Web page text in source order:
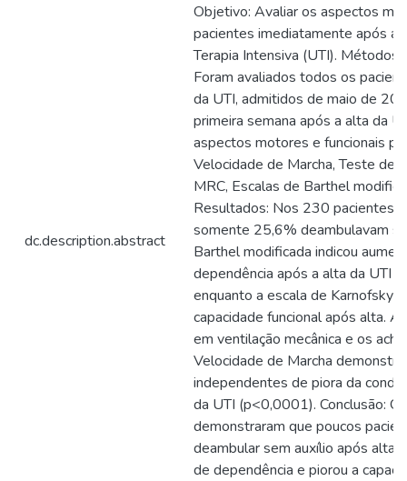
dc.description.abstract
Objetivo: Avaliar os aspectos
pacientes imediatamente após a
Terapia Intensiva (UTI).
Foram avaliados todos os
da UTI, admitidos de maio de
primeira semana após a alta da
aspectos motores e funcionais
Velocidade de Marcha, Teste de
MRC, Escalas de Barthel
Resultados: Nos 230 pacientes
somente 25,6% deambulavam
Barthel modificada indicou
dependência após a alta da UTI
enquanto a escala de Karnofsky
capacidade funcional após alta.
em ventilação mecânica e os
Velocidade de Marcha
independentes de piora da
da UTI (p<0,0001). Conclusão:
demonstraram que poucos
deambular sem auxílio após alta
de dependência e piorou a